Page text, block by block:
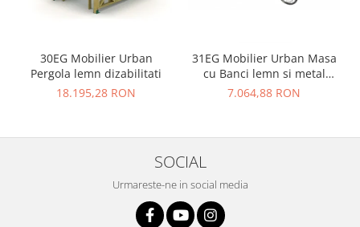
30EG Mobilier Urban
Pergola lemn dizabilitati
18.195,28 RON
31EG Mobilier Urban Masa
cu Banci lemn si metal
dizabilitati
7.064,88 RON
SOCIAL
Urmareste-ne in social media